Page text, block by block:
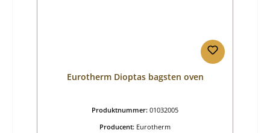
Eurotherm Dioptas bagsten oven
Produktnummer: 01032005
Producent: Eurotherm